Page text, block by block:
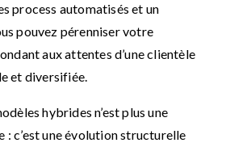
process automatisés et un
pouvez pérenniser votre
aux attentes d’une clientèle
et diversifiée.
hybrides n’est plus une
: c’est une évolution structurelle